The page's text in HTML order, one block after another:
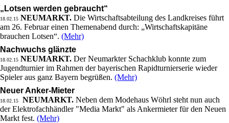
„Lotsen werden gebraucht“
18.02.15 NEUMARKT. Die Wirtschaftsabteilung des Landkreises führt
am 26. Februar einen Themenabend durch: „Wirtschaftskapitäne
brauchen Lotsen“. (Mehr)
Nachwuchs glänzte
18.02.15 NEUMARKT. Der Neumarkter Schachklub konnte zum
Jugendturnier im Rahmen der bayerischen Rapidturnierserie wieder
Spieler aus ganz Bayern begrüßen. (Mehr)
Neuer Anker-Mieter
18.02.15 NEUMARKT. Neben dem Modehaus Wöhrl steht nun auch
der Elektrofachhändler "Media Markt" als Ankermieter für den Neuen
Markt fest. (Mehr)